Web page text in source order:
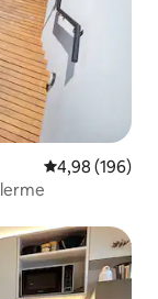
Priemerné
4,98 (196)